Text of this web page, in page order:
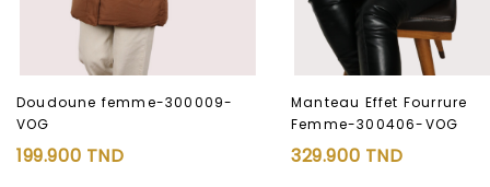
Doudoune femme-300009-
VOG
199.900 TND
Manteau Effet Fourrure
Femme-300406-VOG
329.900 TND